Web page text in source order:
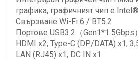
графика, графичният чип е
Свързване Wi-Fi 6 / BT5.2
Портове USB3.2（Gen1*1 5Gbps
HDMI x2; Type-C (DP/DATA) x1;
LAN (RJ45) x1; DC IN x1